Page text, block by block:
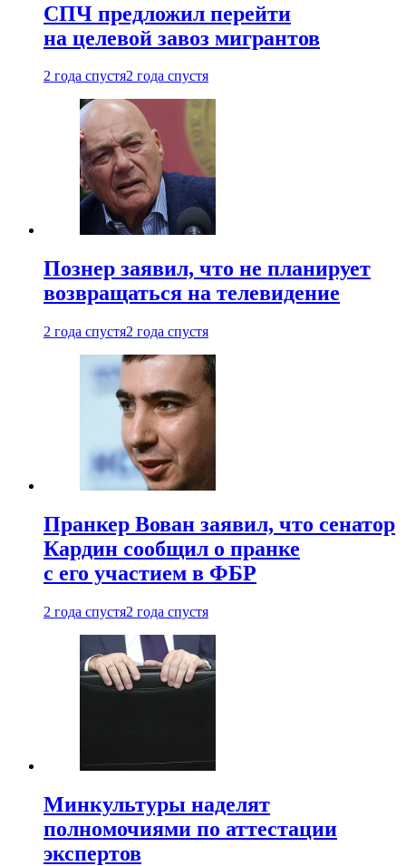
СПЧ предложил перейти
на целевой завоз мигрантов
2 года спустя2 года спустя
Познер заявил, что не планирует
возвращаться на телевидение
2 года спустя2 года спустя
Пранкер Вован заявил, что сенатор
Кардин сообщил о пранке
с его участием в ФБР
2 года спустя2 года спустя
Минкультуры наделят
полномочиями по аттестации
экспертов